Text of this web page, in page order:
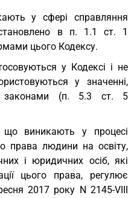
у сфері справляння
в п. 1.1 ст. 1
цього Кодексу.
у Кодексі і не
у значенні,
законами (п. 5.3 ст. 5
що виникають у процесі
права людини на освіту,
і юридичних осіб, які
цього права, регулює
2017 року N 2145-VIII